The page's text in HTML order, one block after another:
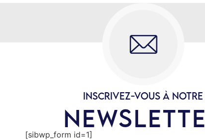
INSCRIVEZ-VOUS À NOTRE
[sibwp_form id=1]